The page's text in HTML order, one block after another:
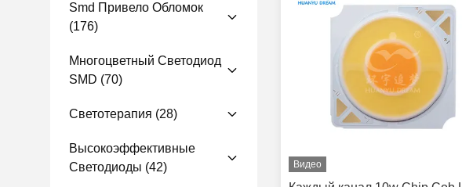
Smd Привело Обломок
(176)
Многоцветный Светодиод
SMD (70)
Светотерапия (28)
Высокоэффективные
Светодиоды (42) Видео